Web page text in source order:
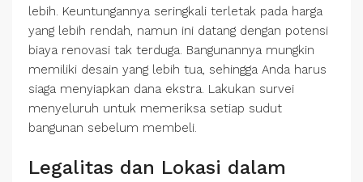
lebih. Keuntungannya seringkali terletak pada harga
yang lebih rendah, namun ini datang dengan potensi
biaya renovasi tak terduga. Bangunannya mungkin
memiliki desain yang lebih tua, sehingga Anda harus
siaga menyiapkan dana ekstra. Lakukan survei
menyeluruh untuk memeriksa setiap sudut
bangunan sebelum membeli.
Legalitas dan Lokasi dalam